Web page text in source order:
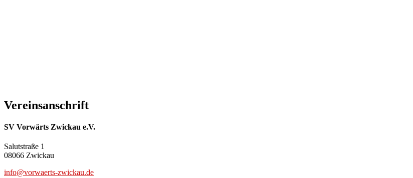
Vereinsanschrift
SV Vorwärts Zwickau e.V.
Salutstraße 1
08066 Zwickau
info@vorwaerts-zwickau.de